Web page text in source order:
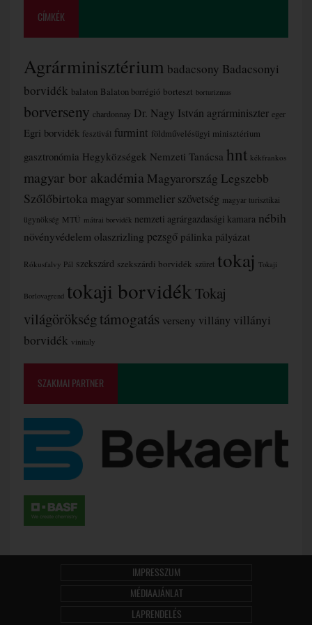
CÍMKÉK
Agrárminisztérium badacsony Badacsonyi
borvidék balaton Balaton borrégió borteszt borturizmus
borverseny chardonnay Dr. Nagy István agrárminiszter eger
Egri borvidék fesztivál furmint földművelésügyi minisztérium
gasztronómia Hegyközségek Nemzeti Tanácsa hnt kékfrankos
magyar bor akadémia Magyarország Legszebb
Szőlőbirtoka magyar sommelier szövetség magyar turisztikai
ügynökség MTÜ mátrai borvidék nemzeti agrárgazdasági kamara nébih
növényvédelem olaszrizling pezsgő pálinka pályázat
Rókusfalvy Pál szekszárd szekszárdi borvidék szüret tokaj Tokaji
Borlovagrend tokaji borvidékTokaj
világörökségtámogatás verseny villány villányi
borvidék vinitaly
SZAKMAI PARTNER
IMPRESSZUM
MÉDIAAJÁNLAT
LAPRENDELÉS